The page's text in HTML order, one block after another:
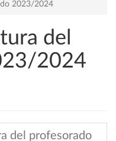
2023/2024
del
2024
del profesorado